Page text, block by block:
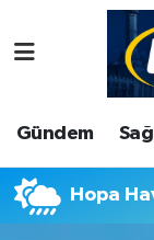
Gündem
Hopa
ASAYİS
ÇEVRE
DUNYA
Şanlıurfa
Şanlıurfa
Şanlıurfa